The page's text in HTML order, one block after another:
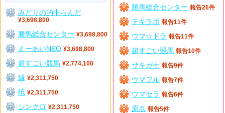
みどりの的中らんど
¥3,698,800
勝馬総合センター ¥3,698,800
えーあいNEO ¥3,698,800
超すごい競馬 ¥2,774,100
縁 ¥2,311,750
暁 ¥2,311,750
シンクロ ¥2,311,750
勝馬総合センター 報告26件
テキラボ 報告11件
ウマ☆ドラ 報告11件
超すごい競馬 報告10件
サキガケ 報告9件
ウマフル 報告7件
ウマセラ 報告6件
原点 報告5件